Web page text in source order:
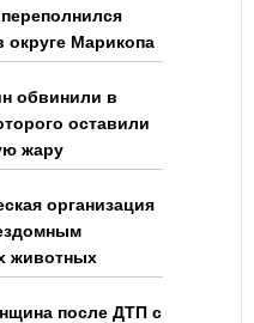
Марикопа
обвинили в
оставили
жару
организация
животных
после ДТП с